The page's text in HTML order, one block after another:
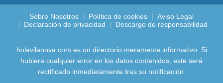
Sobre Nosotros Política de cookies
Aviso Legal
Declaración de privacidad
Descargo de responsabilidad
holavilanova.com es un directorio meramente informativo. Si
hubiera cualquier error en los datos contenidos, este será
rectificado inmediatamente tras su notificación.